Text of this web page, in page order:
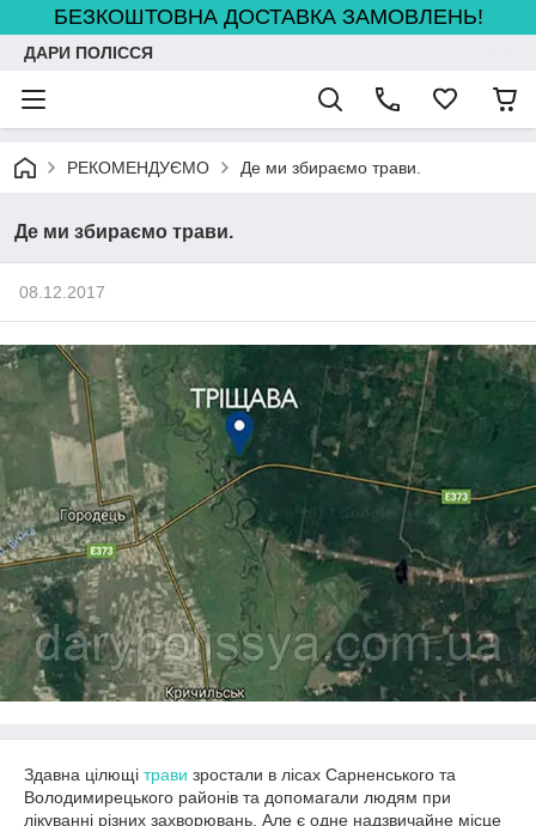
БЕЗКОШТОВНА ДОСТАВКА ЗАМОВЛЕНЬ!
ДАРИ ПОЛІССЯ
РЕКОМЕНДУЄМО Де ми збираємо трави.
Де ми збираємо трави.
08.12.2017
Здавна цілющі трави зростали в лісах Сарненського та
Володимирецького районів та допомагали людям при
лікуванні різних захворювань. Але є одне надзвичайне місце